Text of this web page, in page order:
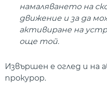
намаляването на
движение и за да
активиране на
още той.
Извършен е оглед и на
прокурор.